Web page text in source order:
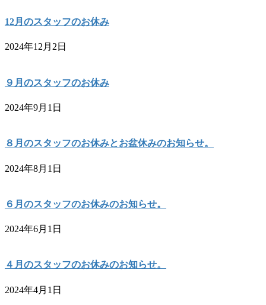
12月のスタッフのお休み
2024年12月2日
９月のスタッフのお休み
2024年9月1日
８月のスタッフのお休みとお盆休みのお知らせ。
2024年8月1日
６月のスタッフのお休みのお知らせ。
2024年6月1日
４月のスタッフのお休みのお知らせ。
2024年4月1日